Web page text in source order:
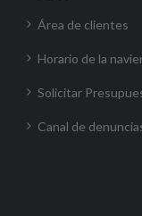
Área de clientes
Horario de la
Solicitar
Canal de